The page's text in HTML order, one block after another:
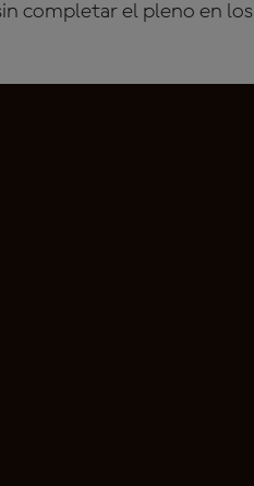
completar el pleno en los